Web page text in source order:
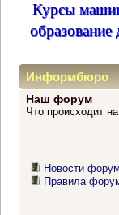
Курсы
образование
Информбюро
Наш форум
Что происходит
Новости
Правила